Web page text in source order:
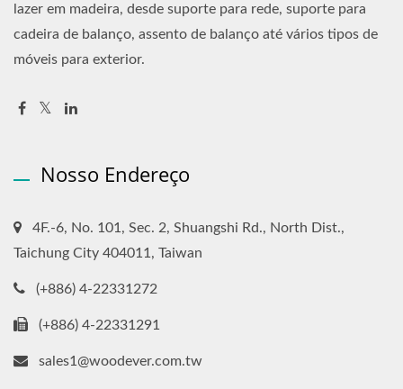
lazer em madeira, desde suporte para rede, suporte para
cadeira de balanço, assento de balanço até vários tipos de
móveis para exterior.
Nosso Endereço
4F.-6, No. 101, Sec. 2, Shuangshi Rd., North Dist.,
Taichung City 404011, Taiwan
(+886) 4-22331272
(+886) 4-22331291
sales1@woodever.com.tw